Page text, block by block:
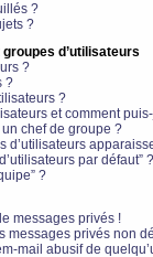
?
?
d’utilisateurs
?
?
?
et comment
chef de groupe ?
d’utilisateurs
par défaut” ?
?
messages privés !
messages privés non
mail abusif de